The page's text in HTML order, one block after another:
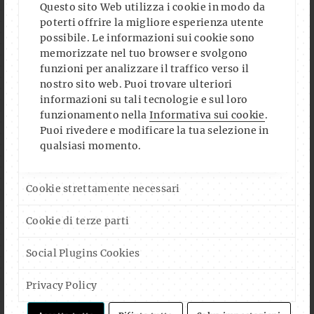
Questo sito Web utilizza i cookie in modo da
poterti offrire la migliore esperienza utente
possibile. Le informazioni sui cookie sono
memorizzate nel tuo browser e svolgono
funzioni per analizzare il traffico verso il
nostro sito web. Puoi trovare ulteriori
informazioni su tali tecnologie e sul loro
funzionamento nellaInformativa sui cookie.
Puoi rivedere e modificare la tua selezione in
qualsiasi momento.
Cookie strettamente necessari
Cookie di terze parti
Social Plugins Cookies
Privacy Policy
SUMMER SWING - LINDY HOP & BALBOA (SWING ON
SÜDTIROL)
DO., 06.08.2026- ORE19:00-22:00UHR
SHARE YOUR MUSIC - BATTLE ARENA VS. POTRON
FR., 07.08.2026- ORE20:00-23:00UHR
SA., 08.08.2026
- ORE 23:30
LITERATURCLUB: ANNA TRAUNIG LIEST MÄRCHEN UND
MI., 12.08.2026- ORE19:30
THE GAME NIGHT DELUXE!